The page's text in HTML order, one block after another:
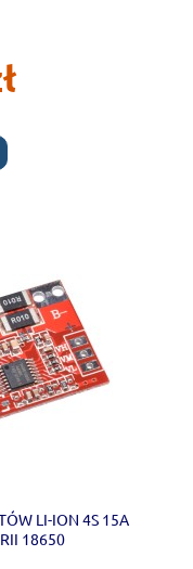
LI-ION 4S 15A
18650